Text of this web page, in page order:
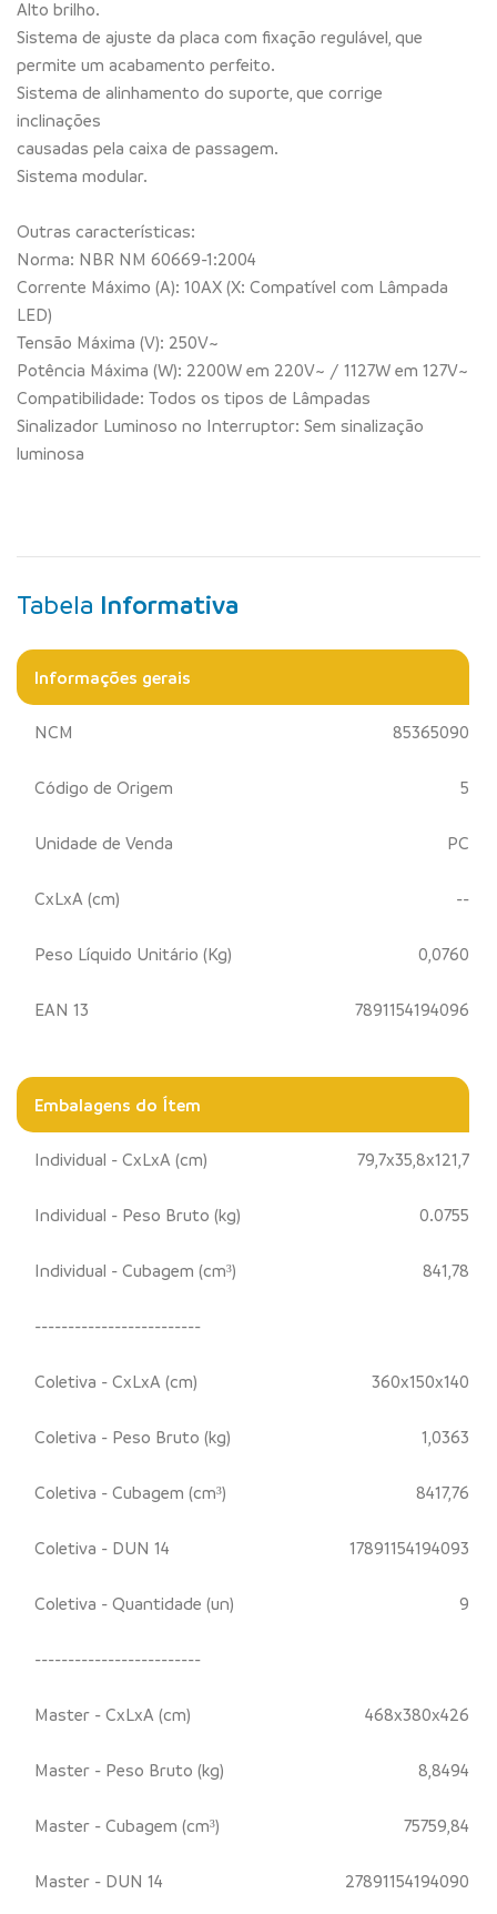
Alto brilho.
Sistema de ajuste da placa com fixação regulável, que
permite um acabamento perfeito.
Sistema de alinhamento do suporte, que corrige
inclinações
causadas pela caixa de passagem.
Sistema modular.
Outras características:
Norma: NBR NM 60669-1:2004
Corrente Máximo (A): 10AX (X: Compatível com Lâmpada
LED)
Tensão Máxima (V): 250V~
Potência Máxima (W): 2200W em 220V~ / 1127W em 127V~
Compatibilidade: Todos os tipos de Lâmpadas
Sinalizador Luminoso no Interruptor: Sem sinalização
luminosa
Tabela Informativa
Informações gerais
NCM 85365090
Código de Origem 5
Unidade de Venda PC
CxLxA (cm) --
Peso Líquido Unitário (Kg) 0,0760
EAN 13 7891154194096
Embalagens do Ítem
Individual - CxLxA (cm) 79,7x35,8x121,7
Individual - Peso Bruto (kg) 0.0755
Individual - Cubagem (cm³) 841,78
-------------------------
Coletiva - CxLxA (cm) 360x150x140
Coletiva - Peso Bruto (kg) 1,0363
Coletiva - Cubagem (cm³) 8417,76
Coletiva - DUN 14 17891154194093
Coletiva - Quantidade (un) 9
-------------------------
Master - CxLxA (cm) 468x380x426
Master - Peso Bruto (kg) 8,8494
Master - Cubagem (cm³) 75759,84
Master - DUN 14 27891154194090